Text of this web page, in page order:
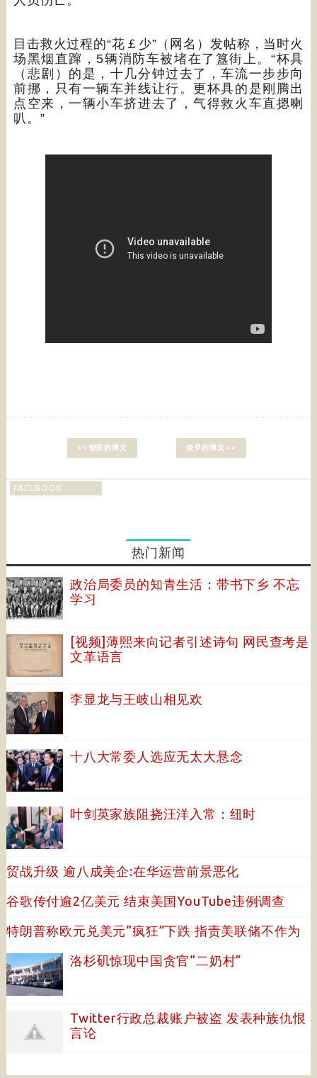
目击救火过程的“花￡少”（网名）发帖称，当时火
场黑烟直蹿，5辆消防车被堵在了簋街上。“杯具
（悲剧）的是，十几分钟过去了，车流一步步向
前挪，只有一辆车并线让行。更杯具的是刚腾出
点空来，一辆小车挤进去了，气得救火车直摁喇
叭。”
<< 较新的博文 较早的博文 >>
FACEBOOK
热门新闻
政治局委员的知青生活：带书下乡 不忘
学习
[视频]薄熙来向记者引述诗句 网民查考是
文革语言
李显龙与王岐山相见欢
十八大常委人选应无太大悬念
叶剑英家族阻挠汪洋入常：纽时
贸战升级 逾八成美企:在华运营前景恶化
谷歌传付逾2亿美元 结束美国YouTube违例调查
特朗普称欧元兑美元“疯狂”下跌 指责美联储不作为
洛杉矶惊现中国贪官“二奶村”
Twitter行政总裁账户被盗 发表种族仇恨
言论